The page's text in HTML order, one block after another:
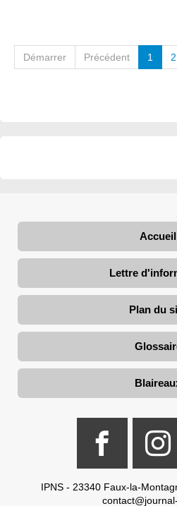
Démarrer Précédent 1 2
Accueil
Lettre
Plan du
IPNS - 23340 Faux-la-